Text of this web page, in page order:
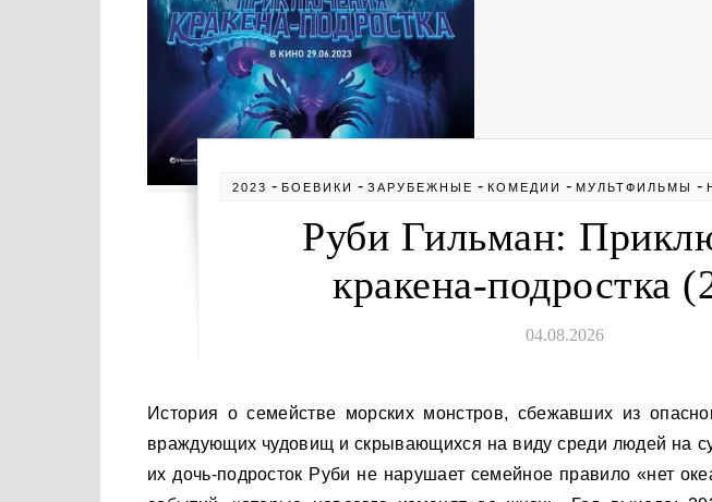
2023 -БОЕВИКИ -ЗАРУБЕЖНЫЕ -КОМЕДИИ -МУЛЬТФИЛЬМЫ -
Руби Гильман:
кракена-подростка
04.08.2026
История о семействе морских монстров, сбежавших из опасного подводного мира постоянно
враждующих чудовищ и скрывающихся на виду среди людей на
их дочь-подросток Руби не нарушает семейное правило «нет